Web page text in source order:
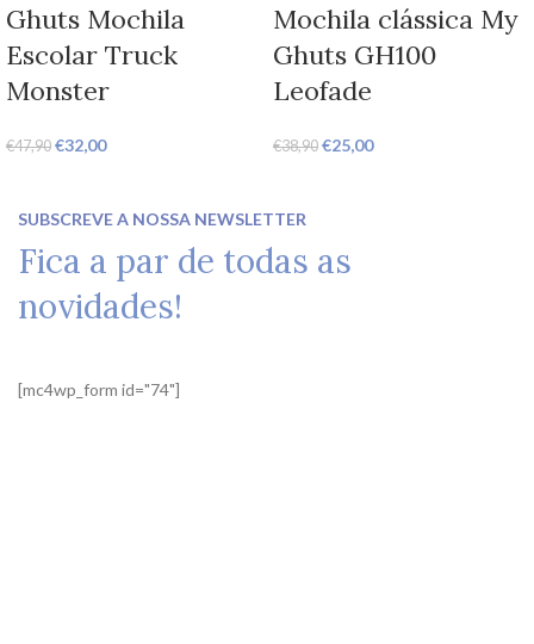
Ghuts Mochila
Escolar Truck
Monster
€47,90 €32,00
Mochila clássica My
Ghuts GH100
Leofade
€38,90 €25,00
SUBSCREVE A NOSSA NEWSLETTER
Fica a par de todas as
novidades!
[mc4wp_form id="74"]